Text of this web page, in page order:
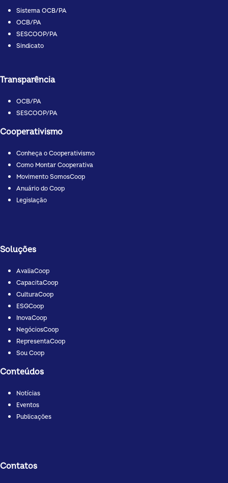
Sistema OCB/PA
OCB/PA
SESCOOP/PA
Sindicato
Transparência
OCB/PA
SESCOOP/PA
Cooperativismo
Conheça o Cooperativismo
Como Montar Cooperativa
Movimento SomosCoop
Anuário do Coop
Legislação
Soluções
AvaliaCoop
CapacitaCoop
CulturaCoop
ESGCoop
InovaCoop
NegóciosCoop
RepresentaCoop
Sou Coop
Conteúdos
Notícias
Eventos
Publicações
Contatos